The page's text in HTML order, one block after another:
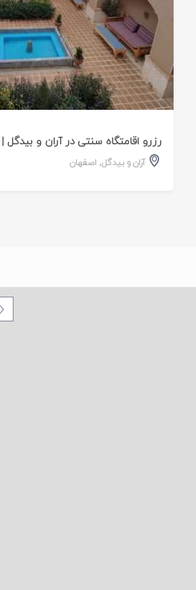
رزرو اقامتگاه سنتی در آران و بیدگل |
آران و بیدگل, اصفهان